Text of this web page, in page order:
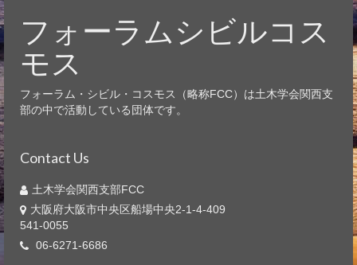
フォーラムシビルコス
モス
フォーラム・シビル・コスモス（略称FCC）は土木学会関西支
部の中で活動している団体です。
Contact Us
土木学会関西支部FCC
大阪府大阪市中央区船場中央2-1-4-409
541-0055
06-6271-6686